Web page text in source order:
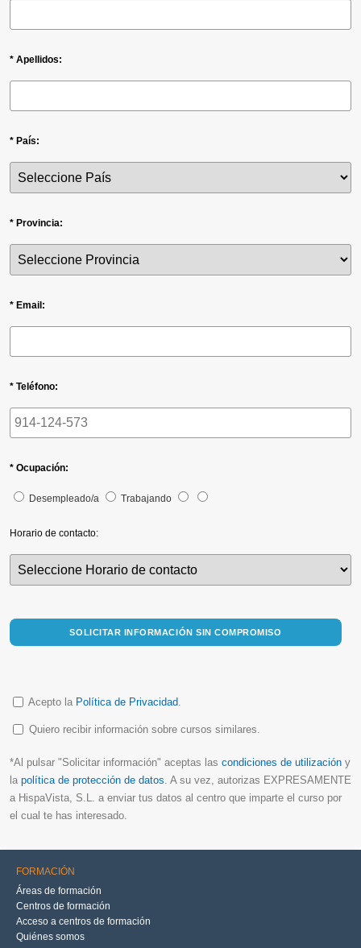
* Apellidos:
* País:
* Provincia:
* Email:
* Teléfono:
* Ocupación:
Desempleado/a Trabajando
Horario de contacto:
SOLICITAR INFORMACIÓN SIN COMPROMISO
Acepto la Política de Privacidad.
Quiero recibir información sobre cursos similares.
*Al pulsar "Solicitar información" aceptas las condiciones de utilización y
la política de protección de datos. A su vez, autorizas EXPRESAMENTE
a HispaVista, S.L. a enviar tus datos al centro que imparte el curso por
el cual te has interesado.
FORMACIÓN
Áreas de formación
Centros de formación
Acceso a centros de formación
Quiénes somos